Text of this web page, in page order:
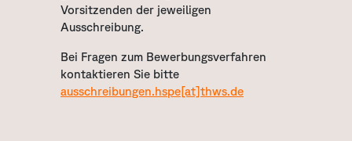
Vorsitzenden der jeweiligen
Ausschreibung.
Bei Fragen zum Bewerbungsverfahren
kontaktieren Sie bitte
ausschreibungen.hspe[at]thws.de